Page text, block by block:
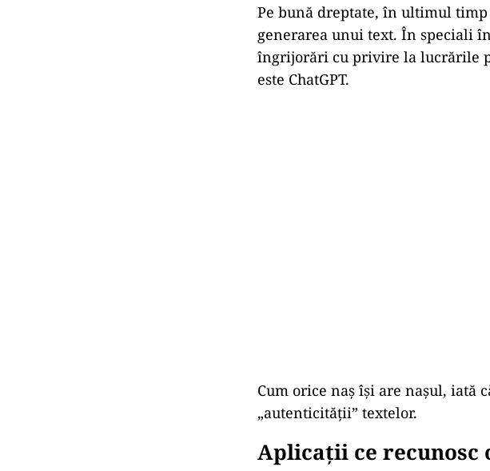
Pe bună dreptate, în ultimul
generarea unui text. În speciali
îngrijorări cu privire la lucrările
este ChatGPT.
Cum orice naș își are nașul, iată
„autenticității” textelor.
Aplicații ce